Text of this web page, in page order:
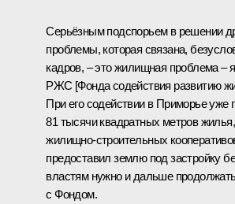
Серьёзным подспорьем в решении
проблемы, которая связана,
кадров, – это жилищная проблема –
РЖС [Фонда содействия развитию
При его содействии в Приморье уже
81 тысячи квадратных метров
жилищно-строительных
предоставил землю под застройку
властям нужно и дальше
с Фондом.